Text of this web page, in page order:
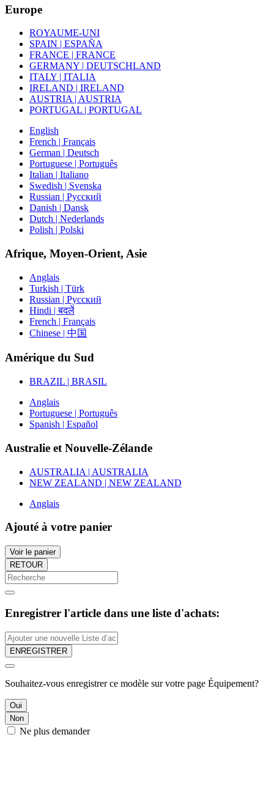
Europe
ROYAUME-UNI
SPAIN | ESPAÑA
FRANCE | FRANCE
GERMANY | DEUTSCHLAND
ITALY | ITALIA
IRELAND | IRELAND
AUSTRIA | AUSTRIA
PORTUGAL | PORTUGAL
English
French | Français
German | Deutsch
Portuguese | Português
Italian | Italiano
Swedish | Svenska
Russian | Русский
Danish | Dansk
Dutch | Nederlands
Polish | Polski
Afrique, Moyen-Orient, Asie
Anglais
Turkish | Türk
Russian | Русский
Hindi | बदलें
French | Français
Chinese | 中国
Amérique du Sud
BRAZIL | BRASIL
Anglais
Portuguese | Português
Spanish | Español
Australie et Nouvelle-Zélande
AUSTRALIA | AUSTRALIA
NEW ZEALAND | NEW ZEALAND
Anglais
Ajouté à votre panier
Voir le panier
RETOUR
Enregistrer l'article dans une liste d'achats:
ENREGISTRER
Souhaitez-vous enregistrer ce modèle sur votre page Équipement?
Oui
Non
Ne plus demander